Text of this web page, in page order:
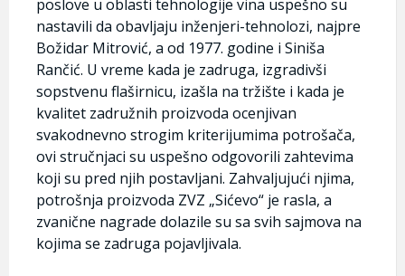
poslove u oblasti tehnologije vina uspešno su
nastavili da obavljaju inženjeri-tehnolozi, najpre
Božidar Mitrović, a od 1977. godine i Siniša
Rančić. U vreme kada je zadruga, izgradivši
sopstvenu flaširnicu, izašla na tržište i kada je
kvalitet zadružnih proizvoda ocenjivan
svakodnevno strogim kriterijumima potrošača,
ovi stručnjaci su uspešno odgovorili zahtevima
koji su pred njih postavljani. Zahvaljujući njima,
potrošnja proizvoda ZVZ „Sićevo“ je rasla, a
zvanične nagrade dolazile su sa svih sajmova na
kojima se zadruga pojavljivala.